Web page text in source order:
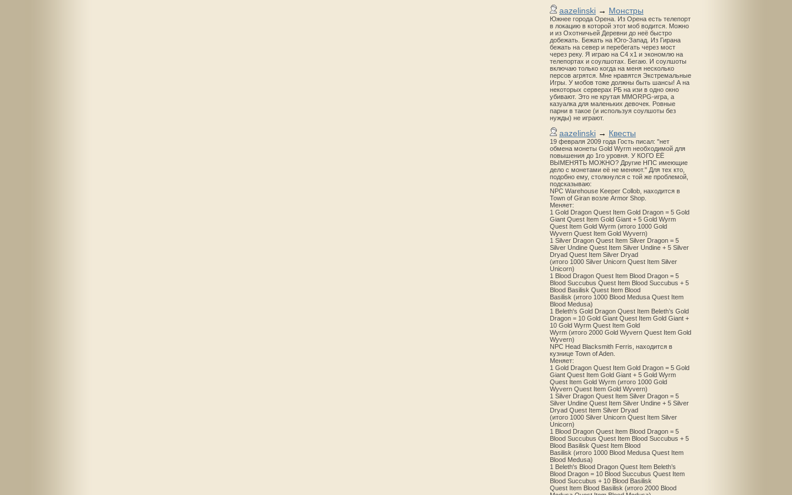
aazelinski → Монстры
Южнее города Орена. Из Орена есть телепорт
в локацию в которой этот моб водится. Можно
и из Охотничьей Деревни до неё быстро
добежать. Бежать на Юго-Запад. Из Гирана
бежать на север и перебегать через мост
через реку. Я играю на С4 х1 и экономлю на
телепортах и соулшотах. Бегаю. И соулшоты
включаю только когда на меня несколько
персов агрятся. Мне нравятся Экстремальные
Игры. У мобов тоже должны быть шансы! А на
некоторых серверах РБ на изи в одно окно
убивают. Это не крутая MMORPG-игра, а
казуалка для маленьких девочек. Ровные
парни в такое (и используя соулшоты без
нужды) не играют.
aazelinski → Квесты
19 февраля 2009 года Гость писал: "нет
обмена монеты Gold Wyrm необходимой для
повышения до 1го уровня. У КОГО ЕЁ
ВЫМЕНЯТЬ МОЖНО? Другие НПС имеющие
дело с монетами её не меняют." Для тех кто,
подобно ему, столкнулся с той же проблемой,
подсказываю:
NPC Warehouse Keeper Collob, находится в
Town of Giran возле Armor Shop.
Меняет:
1 Gold Dragon Quest Item Gold Dragon = 5 Gold
Giant Quest Item Gold Giant + 5 Gold Wyrm
Quest Item Gold Wyrm (итого 1000 Gold
Wyvern Quest Item Gold Wyvern)
1 Silver Dragon Quest Item Silver Dragon = 5
Silver Undine Quest Item Silver Undine + 5 Silver
Dryad Quest Item Silver Dryad
(итого 1000 Silver Unicorn Quest Item Silver
Unicorn)
1 Blood Dragon Quest Item Blood Dragon = 5
Blood Succubus Quest Item Blood Succubus + 5
Blood Basilisk Quest Item Blood
Basilisk (итого 1000 Blood Medusa Quest Item
Blood Medusa)
1 Beleth's Gold Dragon Quest Item Beleth’s Gold
Dragon = 10 Gold Giant Quest Item Gold Giant +
10 Gold Wyrm Quest Item Gold
Wyrm (итого 2000 Gold Wyvern Quest Item Gold
Wyvern)
NPC Head Blacksmith Ferris, находится в
кузнице Town of Aden.
Меняет:
1 Gold Dragon Quest Item Gold Dragon = 5 Gold
Giant Quest Item Gold Giant + 5 Gold Wyrm
Quest Item Gold Wyrm (итого 1000 Gold
Wyvern Quest Item Gold Wyvern)
1 Silver Dragon Quest Item Silver Dragon = 5
Silver Undine Quest Item Silver Undine + 5 Silver
Dryad Quest Item Silver Dryad
(итого 1000 Silver Unicorn Quest Item Silver
Unicorn)
1 Blood Dragon Quest Item Blood Dragon = 5
Blood Succubus Quest Item Blood Succubus + 5
Blood Basilisk Quest Item Blood
Basilisk (итого 1000 Blood Medusa Quest Item
Blood Medusa)
1 Beleth's Blood Dragon Quest Item Beleth’s
Blood Dragon = 10 Blood Succubus Quest Item
Blood Succubus + 10 Blood Basilisk
Quest Item Blood Basilisk (итого 2000 Blood